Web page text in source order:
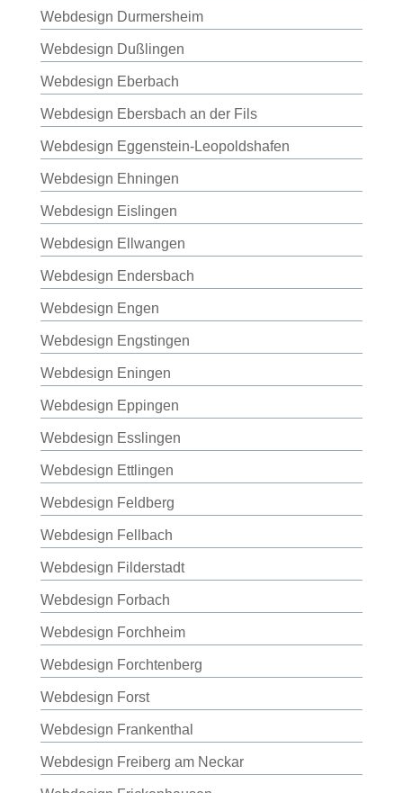
Webdesign Durmersheim
Webdesign Dußlingen
Webdesign Eberbach
Webdesign Ebersbach an der Fils
Webdesign Eggenstein-Leopoldshafen
Webdesign Ehningen
Webdesign Eislingen
Webdesign Ellwangen
Webdesign Endersbach
Webdesign Engen
Webdesign Engstingen
Webdesign Eningen
Webdesign Eppingen
Webdesign Esslingen
Webdesign Ettlingen
Webdesign Feldberg
Webdesign Fellbach
Webdesign Filderstadt
Webdesign Forbach
Webdesign Forchheim
Webdesign Forchtenberg
Webdesign Forst
Webdesign Frankenthal
Webdesign Freiberg am Neckar